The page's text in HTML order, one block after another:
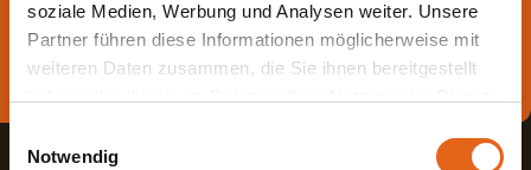
soziale Medien, Werbung und Analysen weiter. Unsere
Partner führen diese Informationen möglicherweise mit
weiteren Daten zusammen, die Sie ihnen bereitgestellt
Notwendig
Fachberater in Ihrer Nähe!
Direkt Termin vereinbaren